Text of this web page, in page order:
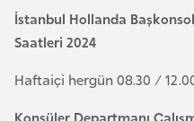
İstanbul Hollanda
Saatleri 2024
Haftaiçi hergün 08.30 /
B
h
r